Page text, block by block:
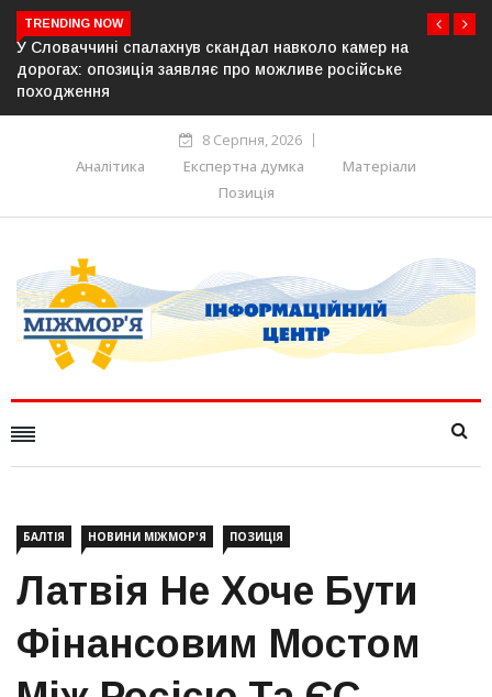
TRENDING NOW
камер на
російське
У Молдові готують план дій на
постачання газу до Придністров’я
8 Серпня, 2026
Аналітика
Експертна думка
Матеріали
Позиція
БАЛТІЯ НОВИНИ МІЖМОР'Я ПОЗИЦІЯ
Латвія Не Хоче Бути
Фінансовим Мостом